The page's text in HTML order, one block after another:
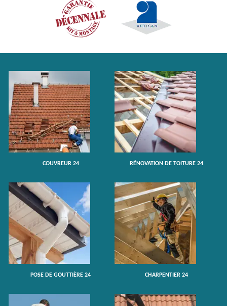
COUVREUR 24 RÉNOVATION DE TOITURE 24
POSE DE GOUTTIÈRE 24 CHARPENTIER 24